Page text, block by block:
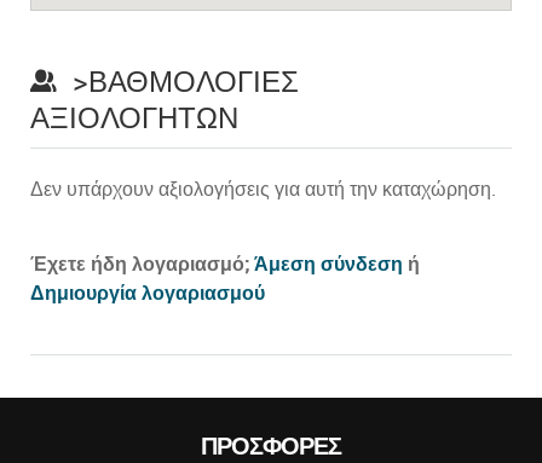
>ΒΑΘΜΟΛΟΓΊΕΣ
ΑΞΙΟΛΟΓΗΤΏΝ
Δεν υπάρχουν αξιολογήσεις για αυτή την καταχώρηση.
Έχετε ήδη λογαριασμό; Άμεση σύνδεση ή
Δημιουργία λογαριασμού
ΠΡΟΣΦΟΡΈΣ